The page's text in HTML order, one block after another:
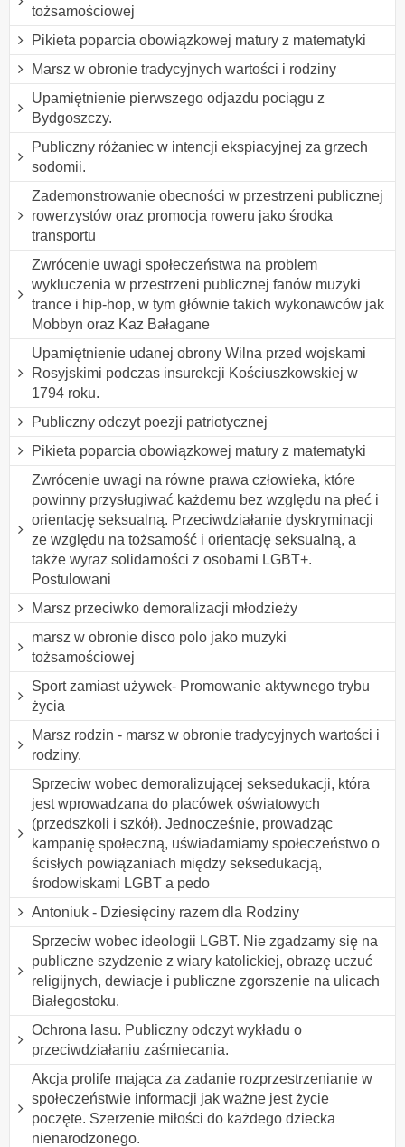
tożsamościowej
Pikieta poparcia obowiązkowej matury z matematyki
Marsz w obronie tradycyjnych wartości i rodziny
Upamiętnienie pierwszego odjazdu pociągu z
Bydgoszczy.
Publiczny różaniec w intencji ekspiacyjnej za grzech
sodomii.
Zademonstrowanie obecności w przestrzeni publicznej
rowerzystów oraz promocja roweru jako środka
transportu
Zwrócenie uwagi społeczeństwa na problem
wykluczenia w przestrzeni publicznej fanów muzyki
trance i hip-hop, w tym głównie takich wykonawców jak
Mobbyn oraz Kaz Bałagane
Upamiętnienie udanej obrony Wilna przed wojskami
Rosyjskimi podczas insurekcji Kościuszkowskiej w
1794 roku.
Publiczny odczyt poezji patriotycznej
Pikieta poparcia obowiązkowej matury z matematyki
Zwrócenie uwagi na równe prawa człowieka, które
powinny przysługiwać każdemu bez względu na płeć i
orientację seksualną. Przeciwdziałanie dyskryminacji
ze względu na tożsamość i orientację seksualną, a
także wyraz solidarności z osobami LGBT+.
Postulowani
Marsz przeciwko demoralizacji młodzieży
marsz w obronie disco polo jako muzyki
tożsamościowej
Sport zamiast używek- Promowanie aktywnego trybu
życia
Marsz rodzin - marsz w obronie tradycyjnych wartości i
rodziny.
Sprzeciw wobec demoralizującej seksedukacji, która
jest wprowadzana do placówek oświatowych
(przedszkoli i szkół). Jednocześnie, prowadząc
kampanię społeczną, uświadamiamy społeczeństwo o
ścisłych powiązaniach między seksedukacją,
środowiskami LGBT a pedo
Antoniuk - Dziesięciny razem dla Rodziny
Sprzeciw wobec ideologii LGBT. Nie zgadzamy się na
publiczne szydzenie z wiary katolickiej, obrazę uczuć
religijnych, dewiacje i publiczne zgorszenie na ulicach
Białegostoku.
Ochrona lasu. Publiczny odczyt wykładu o
przeciwdziałaniu zaśmiecania.
Akcja prolife mająca za zadanie rozprzestrzenianie w
społeczeństwie informacji jak ważne jest życie
poczęte. Szerzenie miłości do każdego dziecka
nienarodzonego.